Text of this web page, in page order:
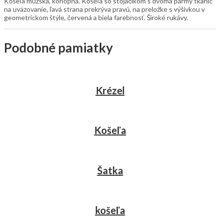
na uväzovanie, ľavá strana prekrýva pravú, na preložke s výšivkou v
geometrickom štýle, červená a biela farebnosť. Široké rukávy.
Podobné pamiatky
Krézel
Košeľa
Šatka
košeľa